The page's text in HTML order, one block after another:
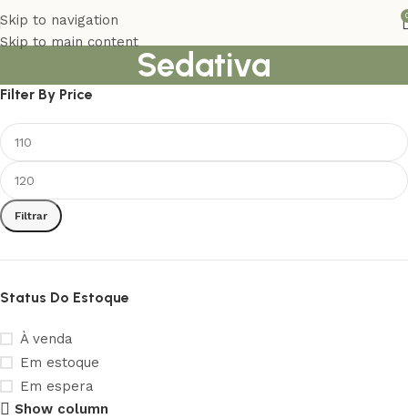
Skip to navigation
Skip to main content
Sedativa
Filter By Price
Filtrar
Status Do Estoque
À venda
Em estoque
Em espera
Show column